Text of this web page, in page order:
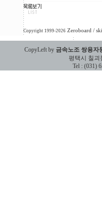
Copyright 1999-2026 Zeroboard /
CopyLeft by 금속노조 쌍용자
평택시 칠괴동
Tel : (031)